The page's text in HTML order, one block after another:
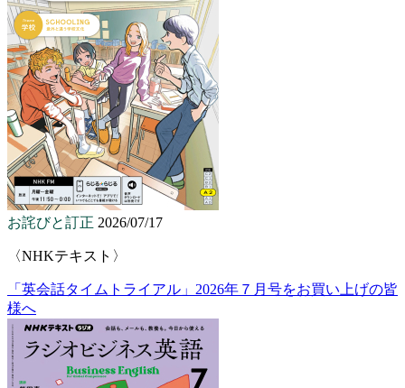
お詫びと訂正 2026/07/17
〈NHKテキスト〉
「英会話タイムトライアル」2026年７月号をお買い上げの皆
様へ